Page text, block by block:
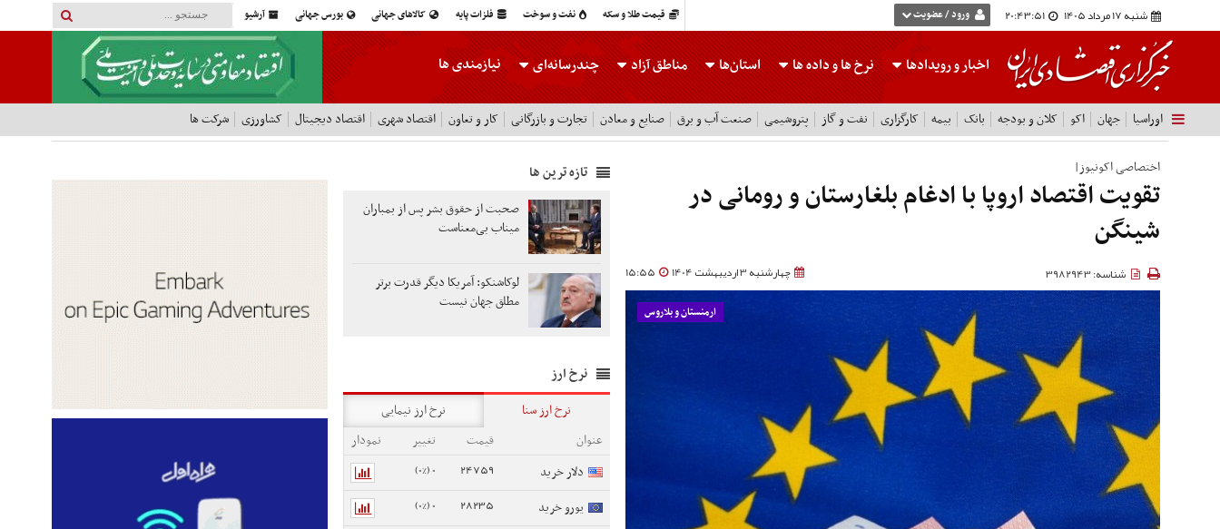
قیمت طلا و سکه نفت و سوخت فلزات پایه کالاهای جهانی بورس جهانی آرشیو شنبه 17 مرداد 1405 20:43:52 ورود / عضویت
اخبار و رویدادها نرخ هاو داده ها استان‌ها مناطق آزاد چندرسانه‌ای نیازمندی ها
اوراسیا جهان اکو کلان و بودجه بانک بیمه کارگزاری نفت و گاز پتروشیمی صنعت آب و برق صنایع و معادن تجارت و بازرگانی کار و تعاون اقتصاد شهری اقتصاد دیجیتال کشاورزی شرکت ها
اختصاصی اکونیوز|
تقویت اقتصاد اروپا با ادغام بلغارستان و رومانی در
شینگن
چهارشنبه 3 اردیبهشت 1404 15:55 شناسه: 3982943
ارمنستان و بلاروس
تازه ترین ها
صحبت از حقوق بشر پس از بمباران
میناب بی‌معناست
لوکاشنکو: آمریکا دیگر قدرت برتر
مطلق جهان نیست
نرخ ارز
نرخ ارز سنا
نرخ ارز نیمایی
عنوان
قیمت تغییر
نمودار
دلار خرید
24759
0 (0%)
یورو خرید 28235
0 (0%)